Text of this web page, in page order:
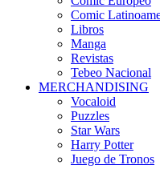
Comic
Libros
Manga
Revistas
Tebeo Nacional
MERCHANDISING
Vocaloid
Puzzles
Star Wars
Harry Potter
Juego de Tronos